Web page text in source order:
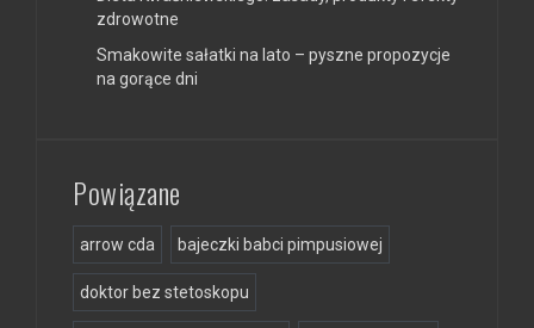
zdrowotne
Smakowite sałatki na lato – pyszne propozycje
na gorące dni
Powiązane
arrow cda bajeczki babci pimpusiowej
doktor bez stetoskopu